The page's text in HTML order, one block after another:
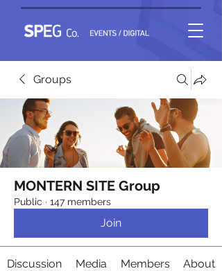
Groups
MONTERN SITE Group
Public · 147 members
Join
Discussion Media Members About